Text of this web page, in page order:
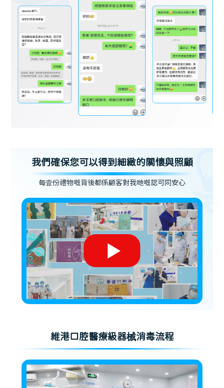
我們確保您可以得到細緻的關懷與照顧
每壹份禮物嘅背後都係顧客對我哋嘅認可同安心
維港口腔醫療級器械消毒流程